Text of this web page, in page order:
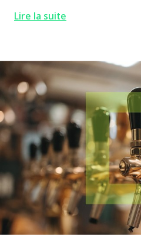
Lire la suite